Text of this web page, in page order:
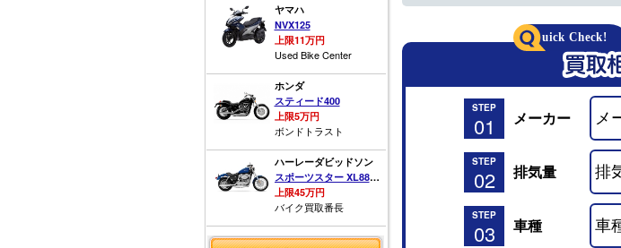
STEP
01 メーカー
STEP
02 排気量
STEP
03 車種
ヤマハ
NVX125
上限11万円
Used Bike Center
ホンダ
スティード400
上限5万円
ボンドトラスト
ハーレーダビッドソン
スポーツスター XL883L ロー
上限45万円
バイク買取番長